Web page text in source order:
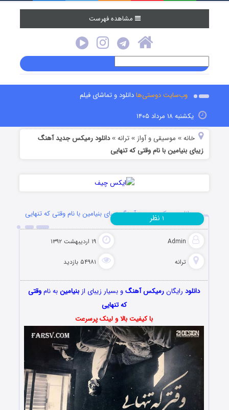
مشاهده فهرست
وب‌سایت دوستی‌هادانلود و تماشای فیلم
یکشنبه ۱۸ مرداد ۱۴۰۵
خانه » موسیقی و آواز »ترانه »دانلود رمیکس جدید آهنگ
زیبای بنیامین با نام وقتی که تنهایی
دانلود رمیکس جدید آهنگ زیبای بنیامین با نام وقتی که تنهایی
Admin ۱۹ اردیبهشت ۱۳۹۲
ترانه ۵۴۹۸۱ بازدید
۱ نظر
دانلود رایگانرمیکس آهنگو بسیار زیبای از بنیامینبه ناموقتی
که تنهایی
با کیفیت بالا و لینک پرسرعت